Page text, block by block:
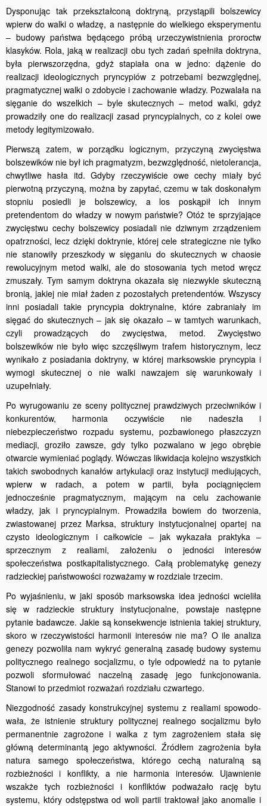
Dysponując tak przekształconą doktryną, przystąpili bolszewicy
wpierw do walki o władzę, a następnie do wielkiego eksperymentu
– budowy państwa będącego próbą urzeczywistnienia proroctw
klasy­ków. Rola, jaką w realizacji obu tych zadań spełniła doktryna,
była pierwszorzędna, gdyż stapiała ona w jedno: dążenie do
realizacji ideologicznych pryncypiów z potrzebami bezwzględnej,
pragmatycznej walki o zdobycie i zachowanie władzy. Pozwalała na
sięganie do wszelkich – byle skutecznych – metod walki, gdyż
prowadziły one do realizacji zasad pryncypialnych, co z kolei owe
metody legitymizowało.
Pierwszą zatem, w porządku logicznym, przyczyną zwycięstwa
bolszewików nie był ich pragmatyzm, bezwzględność, nietolerancja,
chwytliwe hasła itd. Gdyby rzeczywiście owe cechy miały być
pierwotną przyczyną, można by zapytać, czemu w tak doskonałym
stopniu posiedli je bolszewicy, a los poskąpił ich innym
pretendentom do władzy w nowym państwie? Otóż te sprzyjające
zwycięstwu cechy bolszewicy posiadali nie dziwnym zrządzeniem
opatrzności, lecz dzięki doktrynie, której cele strategiczne nie tylko
nie stanowiły przeszkody w sięganiu do skutecznych w chaosie
rewolucyjnym metod walki, ale do stosowania tych metod wręcz
zmuszały. Tym samym doktryna okazała się niezwykle skuteczną
bronią, jakiej nie miał żaden z pozostałych pretendentów. Wszyscy
inni posiadali takie pryncypia doktrynalne, które zabraniały im
sięgać do skutecznych – jak się okazało – w tamtych warunkach,
czyli prowadzących do zwycięstwa, metod. Zwycięstwo
bolszewików nie było więc szczęśliwym trafem historycznym, lecz
wynikało z posiadania doktryny, w której marksowskie pryncypia i
wymogi skutecznej o nie walki nawzajem się warunkowały i
uzupełniały.
Po wyrugowaniu ze sceny politycznej prawdziwych przeciwników i
konkurentów, harmonia oczywiście nie nadeszła i
niebezpieczeństwo rozpadu systemu, pozbawionego płaszczyzn
mediacji, groziło zawsze, gdy tylko pozwalano w jego obrębie
otwarcie wymieniać poglądy. Wówczas likwidacja kolejno wszystkich
takich swobodnych kanałów artykulacji oraz instytucji mediujących,
wpierw w radach, a potem w partii, była pociągnięciem
jednocześnie pragmatycznym, mającym na celu zachowanie
władzy, jak i pryncypialnym. Prowadziła bowiem do tworzenia,
zwiastowanej przez Marksa, struktury instytucjonalnej opartej na
czysto ideologicznym i całkowicie – jak wykazała praktyka –
sprzecznym z realiami, założeniu o jedności interesów
społeczeństwa postkapitalistycznego. Całą problematykę genezy
radzieckiej państwowości rozważamy w rozdziale trzecim.
Po wyjaśnieniu, w jaki sposób marksowska idea jedności wcieliła
się w radzieckie struktury instytucjonalne, powstaje następne
pytanie badawcze. Jakie są konsekwencje istnienia takiej struktury,
skoro w rzeczywistości harmonii interesów nie ma? O ile analiza
genezy pozwoliła nam wykryć generalną zasadę budowy systemu
politycznego realnego socjalizmu, o tyle odpowiedź na to pytanie
pozwoli sfor­mułować naczelną zasadę jego funkcjonowania.
Stanowi to przedmiot rozważań rozdziału czwartego.
Niezgodność zasady konstrukcyjnej systemu z realiami spowodo­
wała, że istnienie struktury politycznej realnego socjalizmu było
permanentnie zagrożone i walka z tym zagrożeniem stała się
główną determinantą jego aktywności. Źródłem zagrożenia była
natura samego społeczeństwa, którego cechą naturalną są
rozbieżności i konflikty, a nie harmonia interesów. Ujawnienie
wszakże tych rozbieżności i konfliktów podważało rację bytu
systemu, który odstępstwa od woli partii traktował jako anomalie i